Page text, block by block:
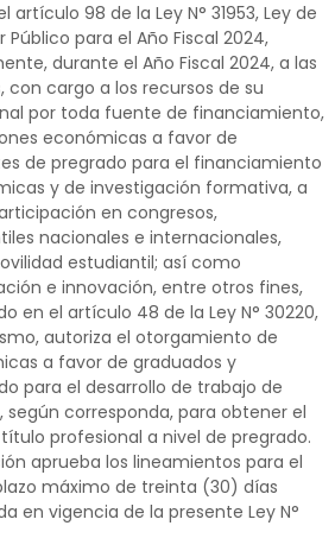
artículo 98 de la Ley N° 31953, Ley de
para el Año Fiscal 2024,
durante el Año Fiscal 2024, a las
con cargo a los recursos de su
por toda fuente de financiamiento,
económicas a favor de
de pregrado para el financiamiento
y de investigación formativa, a
en congresos,
nacionales e internacionales,
estudiantil; así como
e innovación, entre otros fines,
en el artículo 48 de la Ley N° 30220,
autoriza el otorgamiento de
a favor de graduados y
para el desarrollo de trabajo de
corresponda, para obtener el
profesional a nivel de pregrado.
aprueba los lineamientos para el
máximo de treinta (30) días
en vigencia de la presente Ley N°